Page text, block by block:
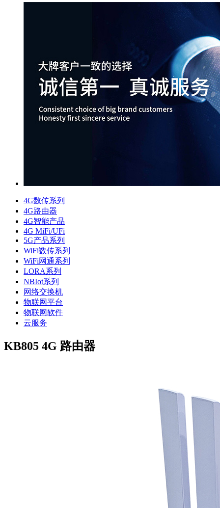
4G数传系列
4G路由器
4G智能产品
4G MiFi/UFi
5G产品系列
WiFi数传系列
WiFi网通系列
LORA系列
NBIot系列
网络交换机
物联网平台
物联网软件
云服务
KB805 4G 路由器